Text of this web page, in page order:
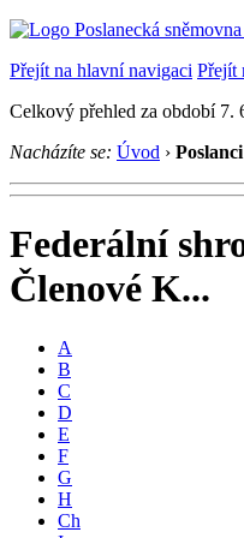
Přejít na hlavní navigaci Přejít
Celkový přehled za období 7.
Nacházíte se: Úvod ›
Federální
Členové K...
A
B
C
D
E
F
G
H
Ch